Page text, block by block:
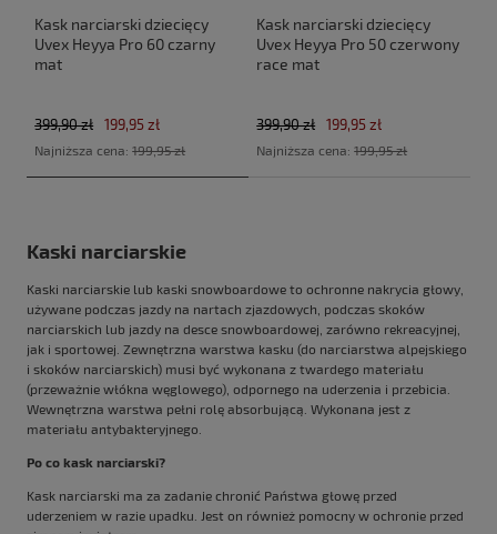
Kask narciarski dziecięcy
Uvex Heyya Pro 60 czarny
mat
199,95 zł
399,90 zł
Najniższa cena:199,95 zł
Kask narciarski dziecięcy
Uvex Heyya Pro 50 czerwony
race mat
199,95 zł
399,90 zł
Najniższa cena:199,95 zł
Kaski narciarskie
Kaski narciarskie lub kaski snowboardowe to ochronne nakrycia głowy,
używane podczas jazdy na nartach zjazdowych, podczas skoków
narciarskich lub jazdy na desce snowboardowej, zarówno rekreacyjnej,
jak i sportowej. Zewnętrzna warstwa kasku (do narciarstwa alpejskiego
i skoków narciarskich) musi być wykonana z twardego materiału
(przeważnie włókna węglowego), odpornego na uderzenia i przebicia.
Wewnętrzna warstwa pełni rolę absorbującą. Wykonana jest z
materiału antybakteryjnego.
Po co kask narciarski?
Kask narciarski ma za zadanie chronić Państwa głowę przed
uderzeniem w razie upadku. Jest on również pomocny w ochronie przed